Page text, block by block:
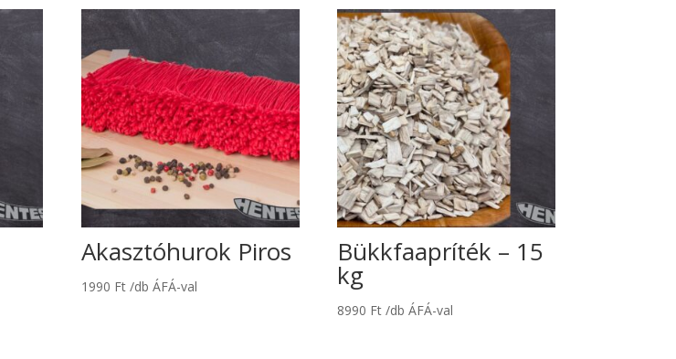
Akasztóhurok Piros
1990 Ft /db ÁFÁ-val
Bükkfaapríték – 15
kg
8990 Ft /db ÁFÁ-val